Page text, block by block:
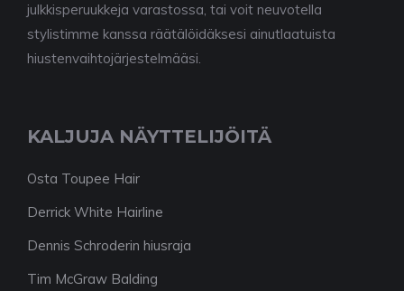
julkkisperuukkeja varastossa, tai voit neuvotella
stylistimme kanssa räätälöidäksesi ainutlaatuista
hiustenvaihtojärjestelmääsi.
KALJUJA NÄYTTELIJÖITÄ
Osta Toupee Hair
Derrick White Hairline
Dennis Schroderin hiusraja
Tim McGraw Balding